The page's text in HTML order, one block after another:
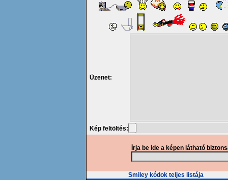
Üzenet:
Kép feltöltés:
Írja be ide a képen látható
Smiley kódok teljes listája